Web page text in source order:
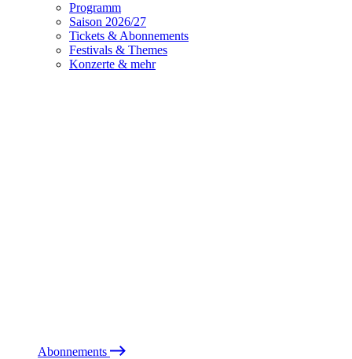
Programm
Saison 2026/27
Tickets & Abonnements
Festivals & Themes
Konzerte & mehr
Abonnements